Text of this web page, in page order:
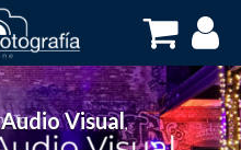
Visual,